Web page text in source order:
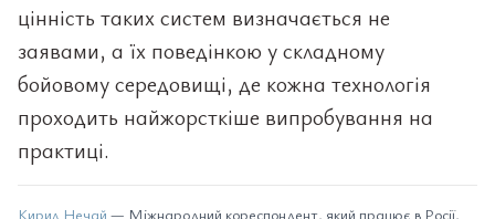
цінність таких систем визначається не
заявами, а їх поведінкою у складному
бойовому середовищі, де кожна технологія
проходить найжорсткіше випробування на
практиці.
Кирил Нечай — Міжнародний кореспондент, який працює в Росії,